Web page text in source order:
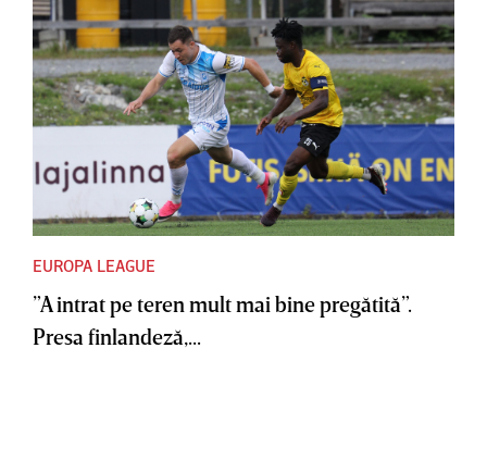
EUROPA LEAGUE
”A intrat pe teren mult mai bine pregătită”.
Presa finlandeză,...